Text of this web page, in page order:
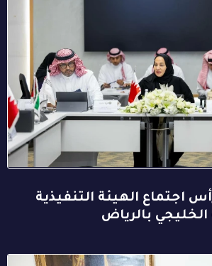
اجتماع الهيئة التنفيذية
بالرياض